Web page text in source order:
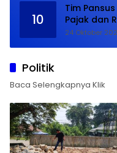
10
Tim
Pajak dan
Januari
24 Oktober
Politik
Baca Selengkapnya Klik